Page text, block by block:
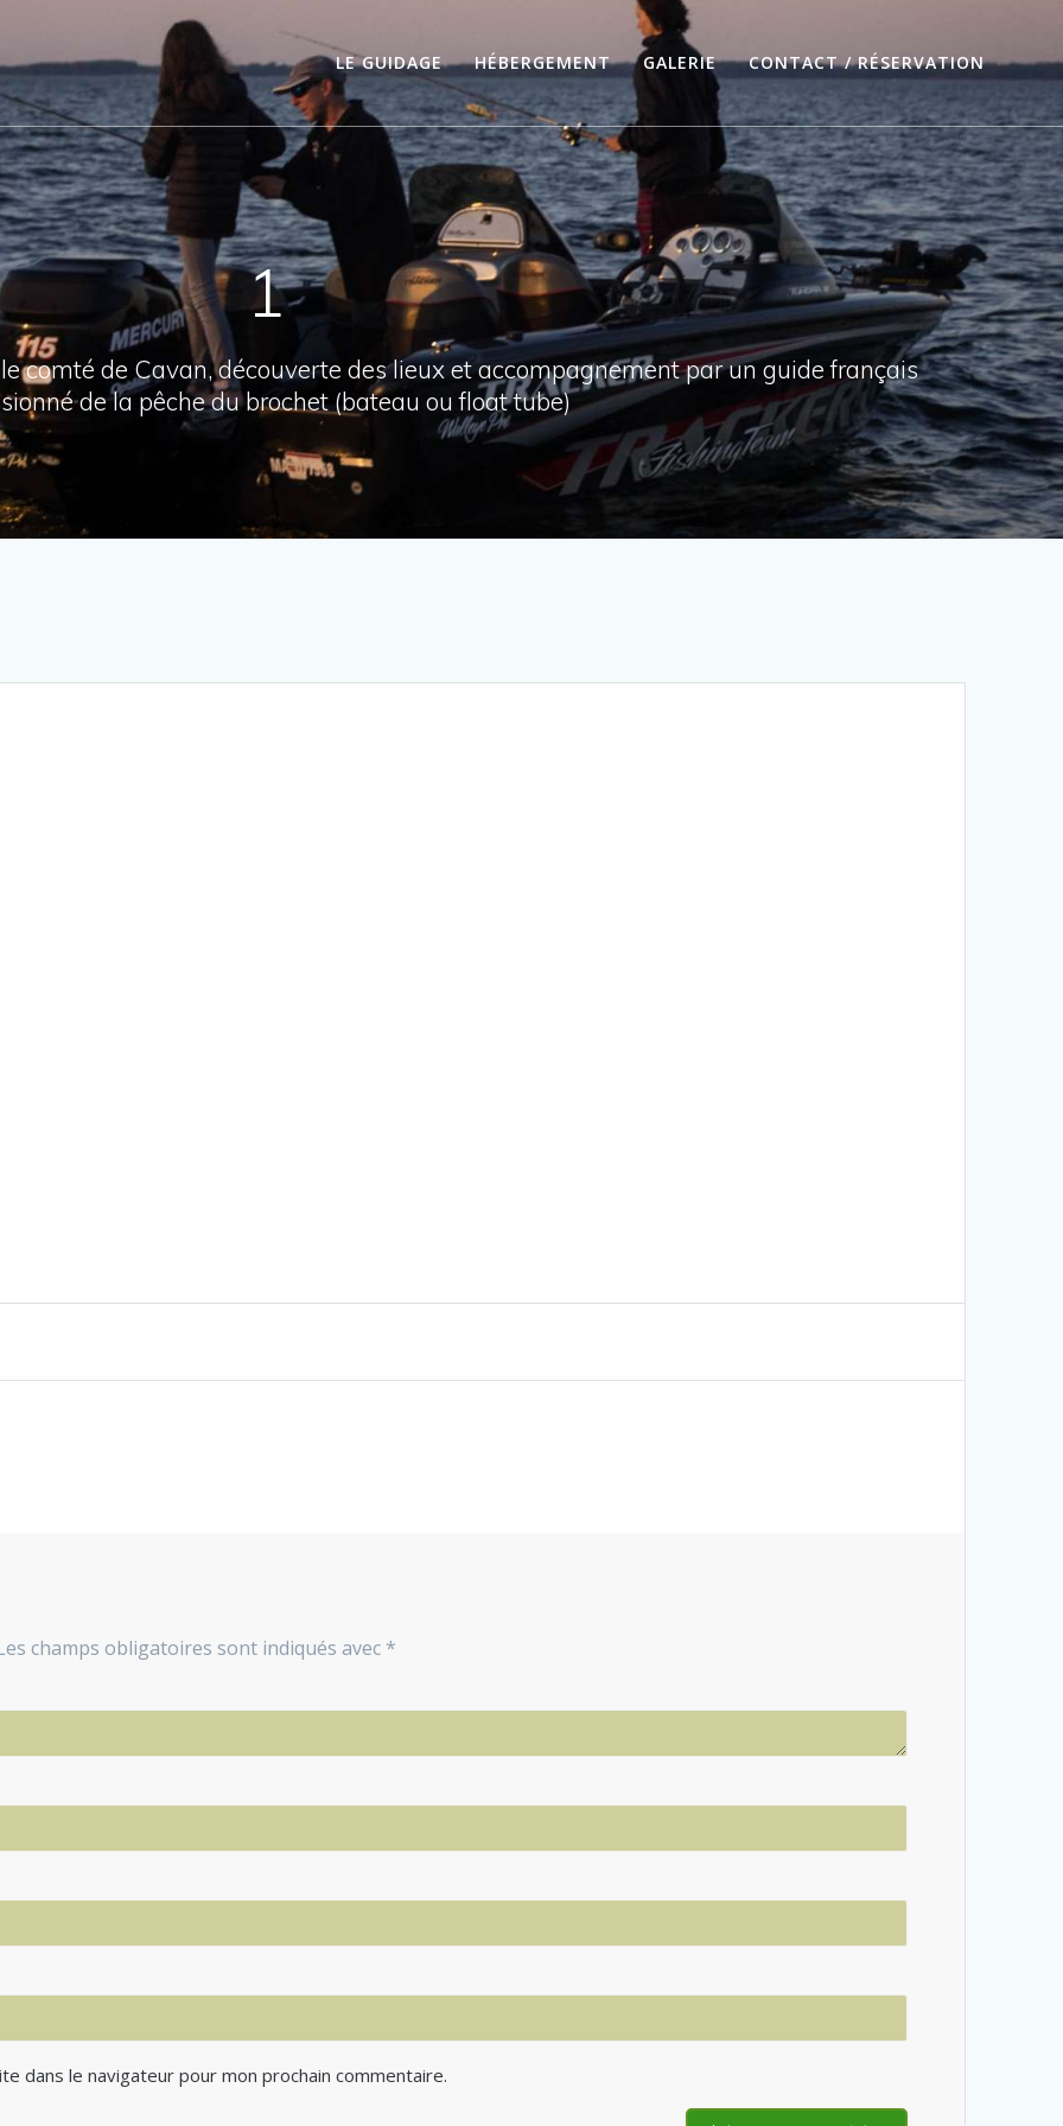
LE GUIDAGE HÉBERGEMENT GALERIE CONTACT / RÉSERVATION
1
comté de Cavan, découverte des lieux et accompagnement par un guide français
de la pêche du brochet (bateau ou float tube)
champs obligatoires sont indiqués avec *
dans le navigateur pour mon prochain commentaire.